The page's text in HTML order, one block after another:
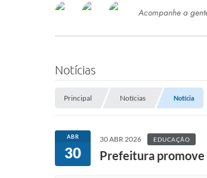
SERVIÇOS
SEMED
Processo de Contratação -
Concursos e Processos Seletivos
Acompanhe a
Notícias
Principal Notícias Notícia
ABR
30
30 ABR 2026 EDUCAÇÃO
Prefeitura promove